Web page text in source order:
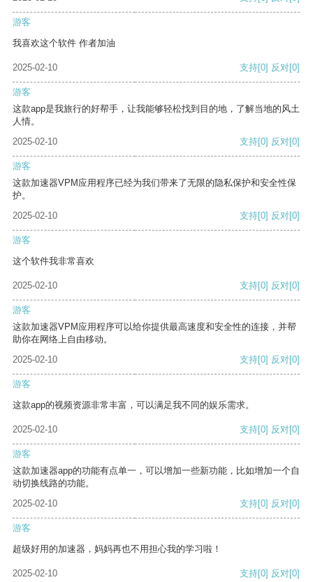
游客
我喜欢这个软件 作者加油
2025-02-10 支持[0] 反对[0]
游客
这款app是我旅行的好帮手，让我能够轻松找到目的地，了解当地的风土
人情。
2025-02-10
支持[0] 反对[0]
游客
这款加速器VPM应用程序已经为我们带来了无限的隐私保护和安全性保
护。
2025-02-10
支持[0] 反对[0]
游客
这个软件我非常喜欢
2025-02-10 支持[0] 反对[0]
游客
这款加速器VPM应用程序可以给你提供最高速度和安全性的连接，并帮
助你在网络上自由移动。
2025-02-10
支持[0] 反对[0]
游客
这款app的视频资源非常丰富，可以满足我不同的娱乐需求。
2025-02-10 支持[0] 反对[0]
游客
这款加速器app的功能有点单一，可以增加一些新功能，比如增加一个自
动切换线路的功能。
2025-02-10
支持[0] 反对[0]
游客
超级好用的加速器，妈妈再也不用担心我的学习啦！
2025-02-10 支持[0] 反对[0]